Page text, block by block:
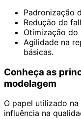
Padronização
Redução de
Otimização
Agilidade na
básicas.
Conheça as
modelagem
O papel utilizado
influência na